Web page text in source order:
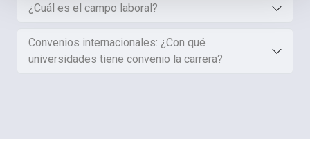
¿Cuál es el campo laboral?
Convenios internacionales: ¿Con qué
universidades tiene convenio la carrera?